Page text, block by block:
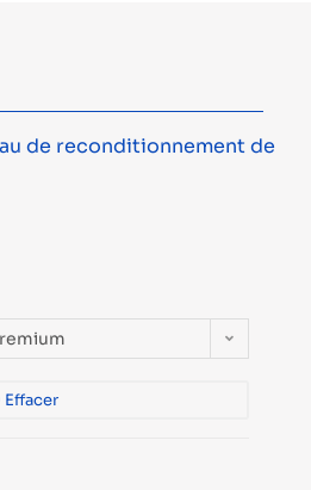
de reconditionnement de
Effacer